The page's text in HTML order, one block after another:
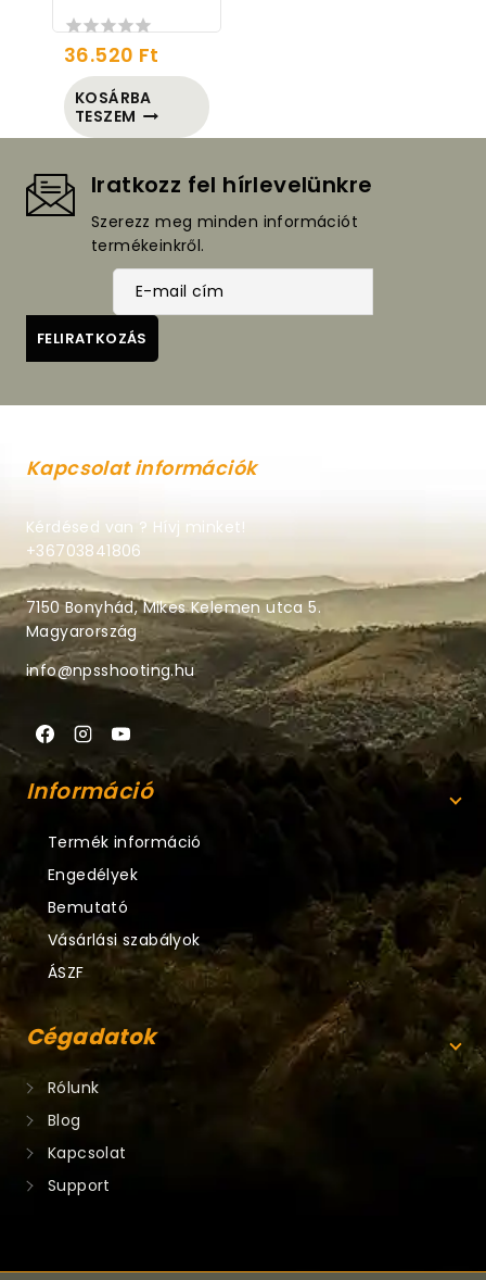
0
of
5
36.520 Ft
KOSÁRBA
TESZEM
Iratkozz fel hírlevelünkre
Szerezz meg minden információt
termékeinkről.
Kapcsolat információk
Kérdésed van ? Hívj minket!
+36703841806
7150 Bonyhád, Mikes Kelemen utca 5.
Magyarország
info@npsshooting.hu
Információ
Termék információ
Engedélyek
Bemutató
Vásárlási szabályok
ÁSZF
Cégadatok
Rólunk
Blog
Kapcsolat
Support